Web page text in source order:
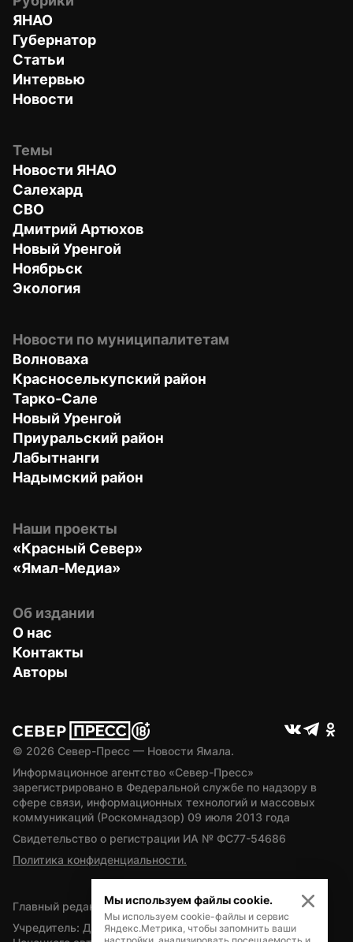
ЯНАО
Губернатор
Статьи
Интервью
Новости
Темы
Новости ЯНАО
Салехард
СВО
Дмитрий Артюхов
Новый Уренгой
Ноябрьск
Экология
Новости по муниципалитетам
Волноваха
Красноселькупский район
Тарко-Сале
Новый Уренгой
Приуральский район
Лабытнанги
Надымский район
Наши проекты
«Красный Север»
«Ямал-Медиа»
Об издании
О нас
Контакты
Авторы
© 2026 Север-Пресс — Новости Ямала.
Информационное агентство «Север-Пресс»
зарегистрировано в Федеральной службе по надзору в
сфере связи, информационных технологий и массовых
коммуникаций (Роскомнадзор) 09 июля 2013 года
Свидетельство о регистрации ИА № ФС77-54686
Политика конфиденциальности.
Главный редактор — А.Л. Поздеев
Учредитель: Департамент внутренней политики Ямало-
Мы используем файлы cookie.
Мы используем cookie-файлы и сервис
Яндекс.Метрика, чтобы запомнить ваши